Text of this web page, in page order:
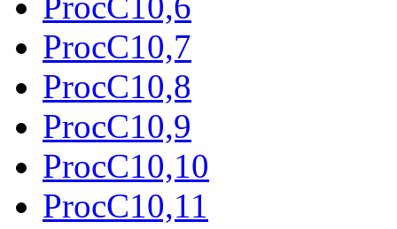
ProcC10,7
ProcC10,8
ProcC10,9
ProcC10,10
ProcC10,11